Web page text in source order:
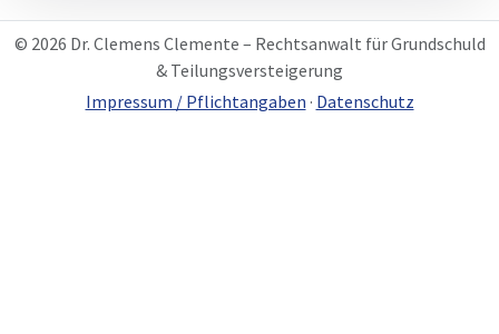
© 2026 Dr. Clemens Clemente – Rechtsanwalt für Grundschuld
& Teilungsversteigerung
Impressum / Pflichtangaben · Datenschutz